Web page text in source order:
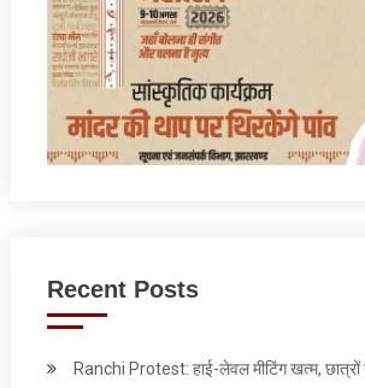
Recent Posts
Ranchi Protest: हाई-लेवल मीटिंग खत्म, छात्रों